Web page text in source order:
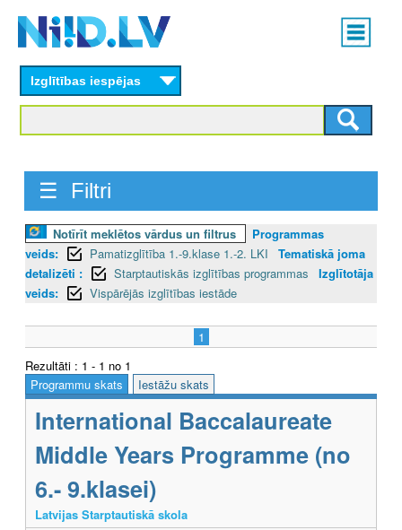
content
Main
menu
Izglītības iespējas
☰ Filtri
Notīrīt meklētos vārdus un filtrus
Programmas
veids:
Pamatizglītība 1.-9.klase 1.-2. LKI
Tematiskā joma
detalizēti :
Starptautiskās izglītības programmas
Izglītotāja
veids:
Vispārējās izglītības iestāde
1
Rezultāti : 1 - 1 no 1
Programmu skats
Iestāžu skats
International Baccalaureate
Middle Years Programme (no
6.- 9.klasei)
Latvijas Starptautiskā skola